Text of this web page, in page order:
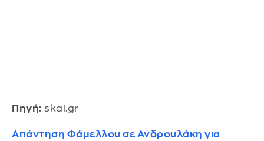
Πηγή: skai.gr
Απάντηση Φάμελλου σε Ανδρουλάκη για